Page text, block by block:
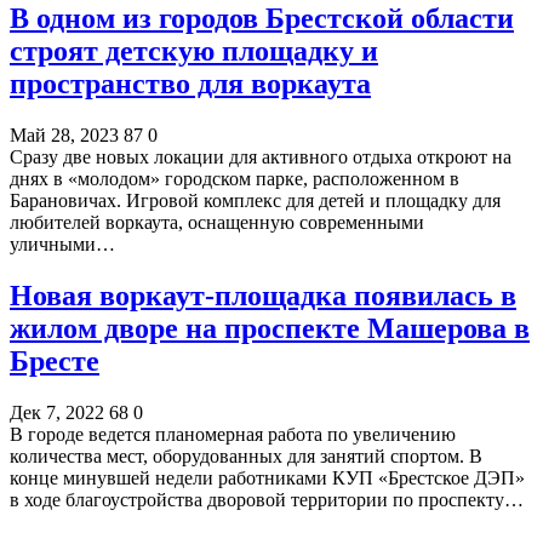
В одном из городов Брестской области
строят детскую площадку и
пространство для воркаута
Май 28, 2023 87 0
Сразу две новых локации для активного отдыха откроют на
днях в «молодом» городском парке, расположенном в
Барановичах. Игровой комплекс для детей и площадку для
любителей воркаута, оснащенную современными
уличными…
Новая воркаут-площадка появилась в
жилом дворе на проспекте Машерова в
Бресте
Дек 7, 2022 68 0
В городе ведется планомерная работа по увеличению
количества мест, оборудованных для занятий спортом. В
конце минувшей недели работниками КУП «Брестское ДЭП»
в ходе благоустройства дворовой территории по проспекту…